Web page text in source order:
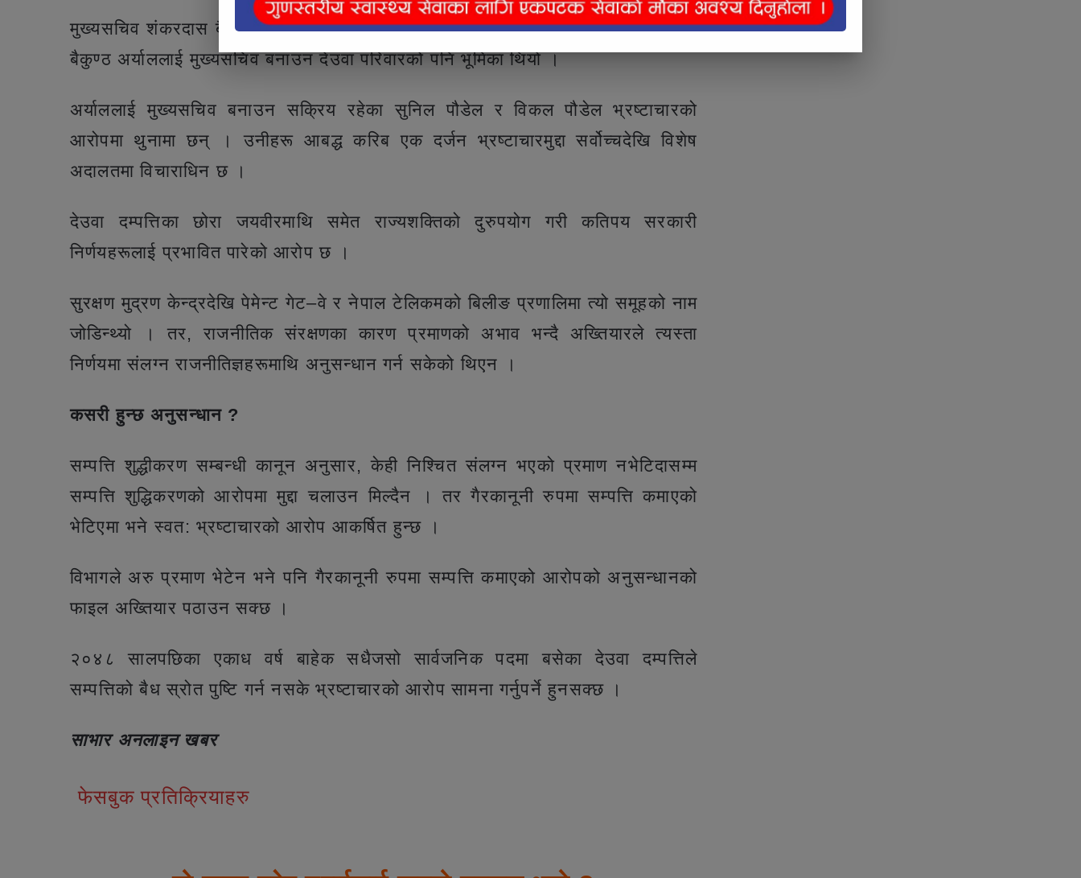
मुख्यसचिव शंकरदास बैरागीलाई राष्ट्रिय सुरक्षा सल्लाहकार बनाएर अवकाशमा जान लागेका डा.
बैकुण्ठ अर्याललाई मुख्यसचिव बनाउन देउवा परिवारको पनि भूमिका थियो ।
अर्याललाई मुख्यसचिव बनाउन सक्रिय रहेका सुनिल पौडेल र विकल पौडेल भ्रष्टाचारको
आरोपमा थुनामा छन् । उनीहरू आबद्ध करिब एक दर्जन भ्रष्टाचारमुद्दा सर्वोच्चदेखि विशेष
अदालतमा विचाराधिन छ ।
देउवा दम्पत्तिका छोरा जयवीरमाथि समेत राज्यशक्तिको दुरुपयोग गरी कतिपय सरकारी
निर्णयहरूलाई प्रभावित पारेको आरोप छ ।
सुरक्षण मुद्रण केन्द्रदेखि पेमेन्ट गेट–वे र नेपाल टेलिकमको बिलीङ प्रणालिमा त्यो समूहको नाम
जोडिन्थ्यो । तर, राजनीतिक संरक्षणका कारण प्रमाणको अभाव भन्दै अख्तियारले त्यस्ता
निर्णयमा संलग्न राजनीतिज्ञहरूमाथि अनुसन्धान गर्न सकेको थिएन ।
कसरी हुन्छ अनुसन्धान ?
सम्पत्ति शुद्धीकरण सम्बन्धी कानून अनुसार, केही निश्चित संलग्न भएको प्रमाण नभेटिदासम्म
सम्पत्ति शुद्धिकरणको आरोपमा मुद्दा चलाउन मिल्दैन । तर गैरकानूनी रुपमा सम्पत्ति कमाएको
भेटिएमा भने स्वत: भ्रष्टाचारको आरोप आकर्षित हुन्छ ।
विभागले अरु प्रमाण भेटेन भने पनि गैरकानूनी रुपमा सम्पत्ति कमाएको आरोपको अनुसन्धानको
फाइल अख्तियार पठाउन सक्छ ।
२०४८ सालपछिका एकाध वर्ष बाहेक सधैजसो सार्वजनिक पदमा बसेका देउवा दम्पत्तिले
सम्पत्तिको बैध स्रोत पुष्टि गर्न नसके भ्रष्टाचारको आरोप सामना गर्नुपर्ने हुनसक्छ ।
साभार अनलाइन खबर
फेसबुक प्रतिक्रियाहरु